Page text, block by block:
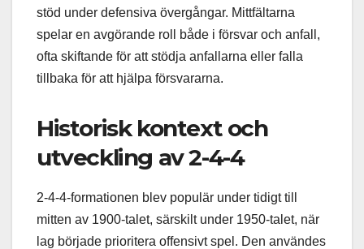
stöd under defensiva övergångar. Mittfältarna
spelar en avgörande roll både i försvar och anfall,
ofta skiftande för att stödja anfallarna eller falla
tillbaka för att hjälpa försvararna.
Historisk kontext och
utveckling av 2-4-4
2-4-4-formationen blev populär under tidigt till
mitten av 1900-talet, särskilt under 1950-talet, när
lag började prioritera offensivt spel. Den användes